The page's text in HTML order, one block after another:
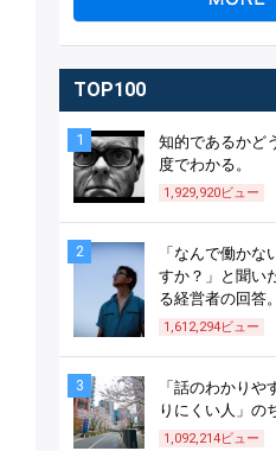
TOP100
1
知的であるかど
度でわかる。
1,929,920ビュー
2
「なんで働かな
すか？」と聞い
る経営者の回答。
1,612,294ビュー
3
「話のわかりや
りにくい人」の
1,092,214ビュー